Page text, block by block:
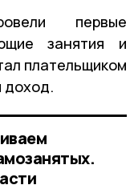
первые
занятия и
плательщиком
доход.